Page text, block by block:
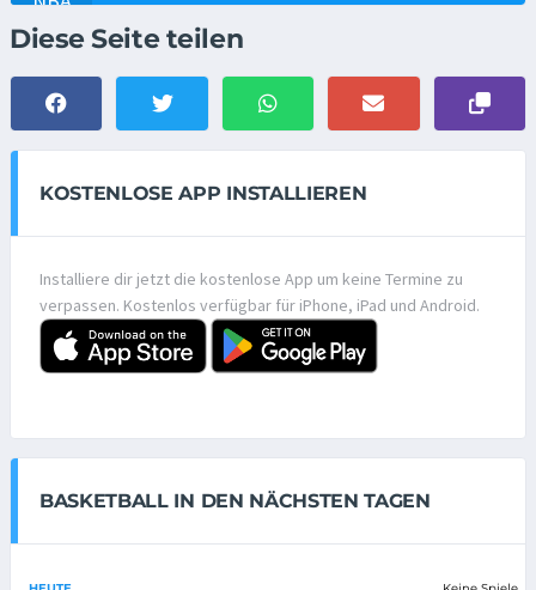
Diese Seite teilen
KOSTENLOSE APP INSTALLIEREN
Installiere dir jetzt die kostenlose App um keine Termine zu
verpassen. Kostenlos verfügbar für iPhone, iPad und Android.
BASKETBALL IN DEN NÄCHSTEN TAGEN